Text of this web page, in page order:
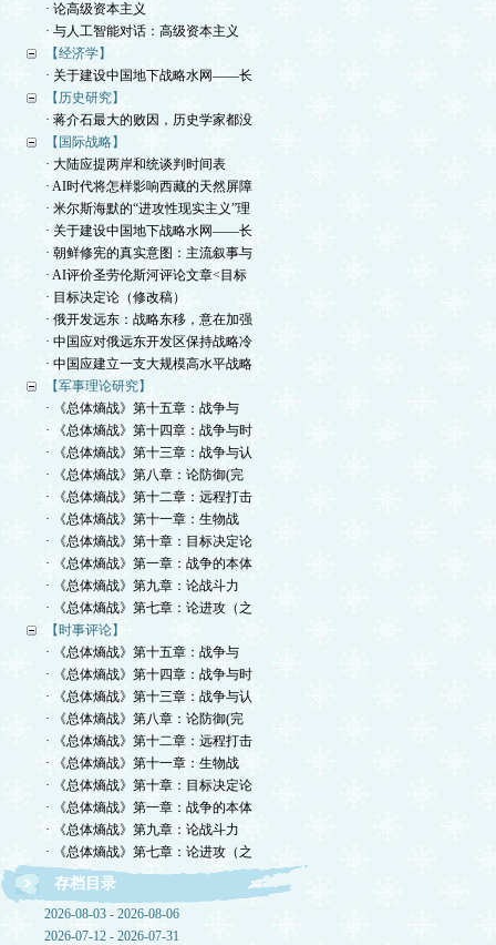
· 论高级资本主义
· 与人工智能对话：高级资本主义
【经济学】
· 关于建设中国地下战略水网——长
【历史研究】
· 蒋介石最大的败因，历史学家都没
【国际战略】
· 大陆应提两岸和统谈判时间表
· AI时代将怎样影响西藏的天然屏障
· 米尔斯海默的“进攻性现实主义”理
· 关于建设中国地下战略水网——长
· 朝鲜修宪的真实意图：主流叙事与
· AI评价圣劳伦斯河评论文章<目标
· 目标决定论（修改稿）
· 俄开发远东：战略东移，意在加强
· 中国应对俄远东开发区保持战略冷
· 中国应建立一支大规模高水平战略
【军事理论研究】
· 《总体熵战》第十五章：战争与
· 《总体熵战》第十四章：战争与时
· 《总体熵战》第十三章：战争与认
· 《总体熵战》第八章：论防御(完
· 《总体熵战》第十二章：远程打击
· 《总体熵战》第十一章：生物战
· 《总体熵战》第十章：目标决定论
· 《总体熵战》第一章：战争的本体
· 《总体熵战》第九章：论战斗力
· 《总体熵战》第七章：论进攻（之
【时事评论】
· 《总体熵战》第十五章：战争与
· 《总体熵战》第十四章：战争与时
· 《总体熵战》第十三章：战争与认
· 《总体熵战》第八章：论防御(完
· 《总体熵战》第十二章：远程打击
· 《总体熵战》第十一章：生物战
· 《总体熵战》第十章：目标决定论
· 《总体熵战》第一章：战争的本体
· 《总体熵战》第九章：论战斗力
· 《总体熵战》第七章：论进攻（之
存档目录
2026-08-03 - 2026-08-06
2026-07-12 - 2026-07-31